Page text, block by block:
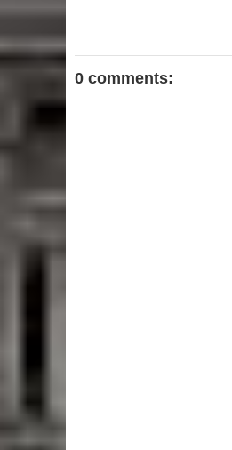
0 comments: